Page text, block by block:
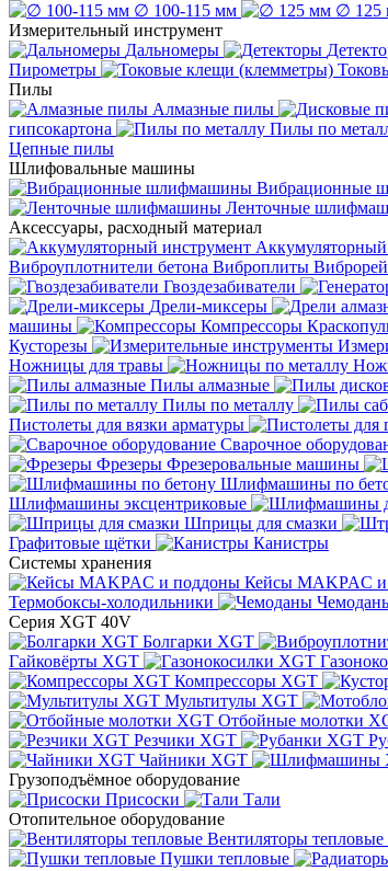
∅ 100-115 мм
∅ 125
Измерительный инструмент
Дальномеры
Пирометры
Пилы
Алмазные пилы
гипсокартона
Пилы по
Цепные пилы
Шлифовальные машины
Вибрационные
Ленточные
Аксессуары, расходный материал
Виброуплотнители бетона Виброплиты
Гвоздезабиватели
Дрели-миксеры
машины
Компрессоры
Кусторезы
Ножницы для травы
Пилы алмазные
Пилы по металлу
Пистолеты для вязки арматуры
Сварочное
Фрезеры Фрезеровальные машины
Шлифмашины по
Шлифмашины эксцентриковые
Шприцы для смазки
Графитовые щётки
Канистры
Системы хранения
Кейсы MAKPAC
Термобоксы-холодильники
Серия XGT 40V
Болгарки XGT
Гайковёрты XGT
Компрессоры XGT
Мультитулы XGT
Отбойные молотки
Резчики XGT
Чайники XGT
Грузоподъёмное оборудование
Присоски
Тали
Отопительное оборудование
Вентиляторы тепловые
Пушки тепловые